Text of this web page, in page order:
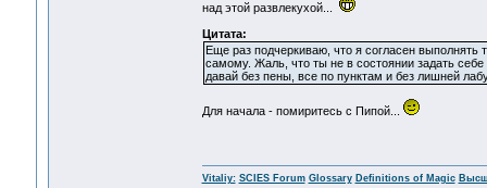
над этой развлекухой...
Цитата:
Еще раз подчеркиваю, что я согласен выполнять
самому. Жаль, что ты не в состоянии задать себе
давай без пены, все по пунктам и без лишней
Для начала - помиритесь с Пипой...
Vitaliy: SCIES Forum Glossary Definitions of Magic